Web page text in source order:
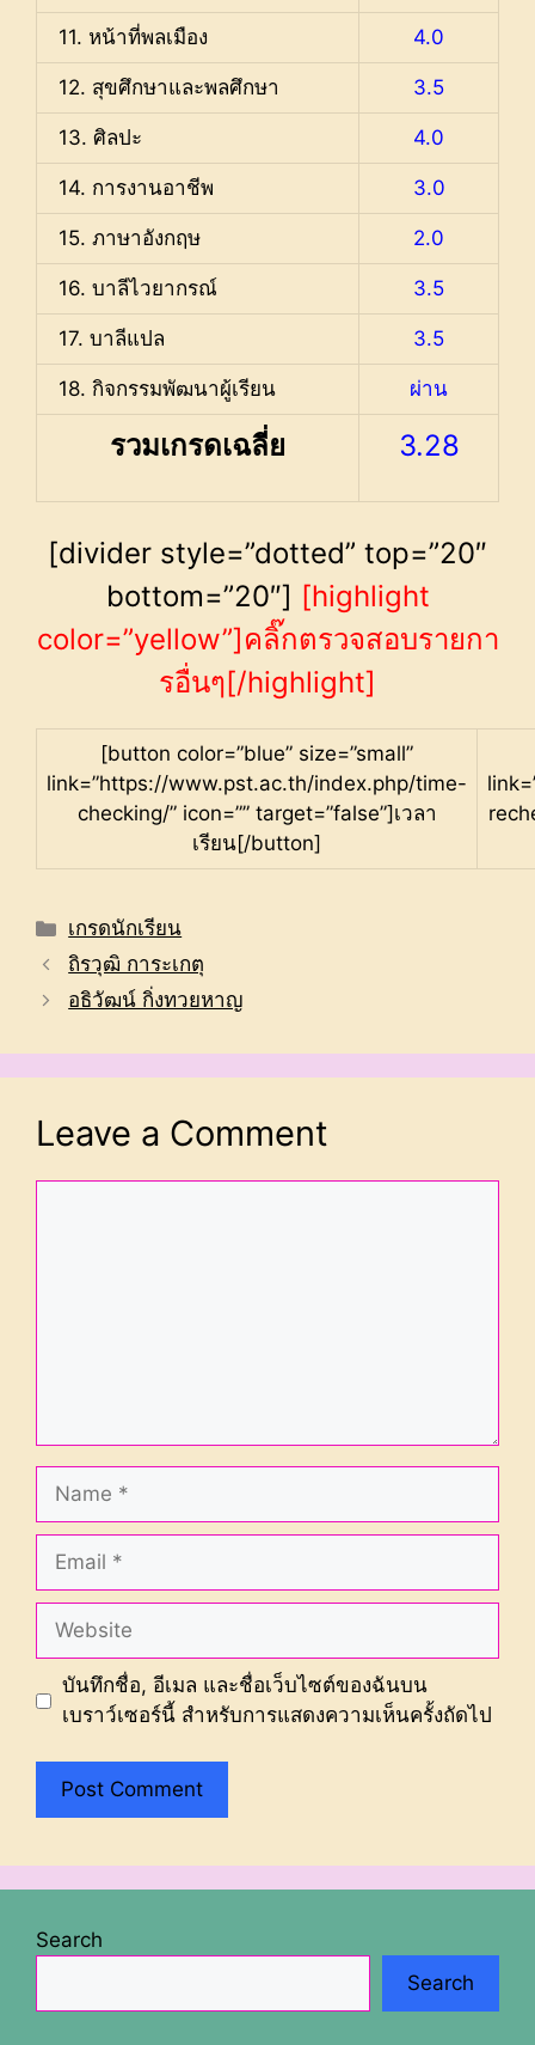
11. หน้าที่พลเมือง 4.0
12. สุขศึกษาและพลศึกษา 3.5
13. ศิลปะ 4.0
14. การงานอาชีพ 3.0
15. ภาษาอังกฤษ 2.0
16. บาลีไวยากรณ์ 3.5
17. บาลีแปล 3.5
18. กิจกรรมพัฒนาผู้เรียน ผ่าน
รวมเกรดเฉลี่ย 3.28
[divider style=”dotted” top=”20″
bottom=”20″] [highlight
color=”yellow”]คลิ๊กตรวจสอบรายกา
รอื่นๆ[/highlight]
[button color=”blue” size=”small”
link=”https://www.pst.ac.th/index.php/time-
checking/” icon=”” target=”false”]เวลา
เรียน[/button]
Categories
เกรดนักเรียน
ถิรวุฒิ การะเกตุ
อธิวัฒน์ กิ่งทวยหาญ
Leave a Comment
Name
Email
Website
บันทึกชื่อ, อีเมล และชื่อเว็บไซต์ของฉันบน
เบราว์เซอร์นี้ สำหรับการแสดงความเห็นครั้งถัดไป
Search
Search